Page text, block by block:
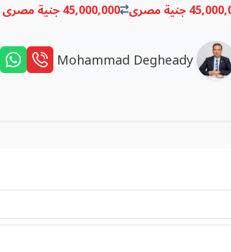
جنية مصرى 45,000,000 جنية مصرى
Mohammad Degheady